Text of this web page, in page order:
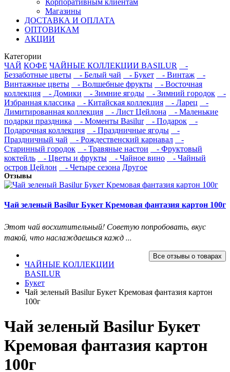
Корпоративным клиентам
Магазины
ДОСТАВКА И ОПЛАТА
ОПТОВИКАМ
АКЦИИ
Категории
ЧАЙ КОФЕ ЧАЙНЫЕ КОЛЛЕКЦИИ BASILUR
-
Беззаботные цветы
- Белый чай - Букет - Винтаж
-
Винтажные цветы
- Волшебные фрукты
- Восточная
коллекция
- Домики - Зимние ягоды - Зимний городок
-
Избранная классика
- Китайская коллекция - Ларец
-
Лимитированная коллекция
- Лист Цейлона
- Маленькие
подарки праздника
- Моменты Basilur - Подарок
-
Подарочная коллекция
- Праздничные ягоды
-
Праздничный чай
- Рождественский карнавал
-
Старинный городок
- Травяные настои
- Фруктовый
коктейль
- Цветы и фрукты - Чайное вино
- Чайный
остров Цейлон
- Четыре сезона Другое
Отзывы
Чай зеленый Basilur Букет Кремовая фантазия картон 100г
Этот чай восхитительный! Советую попробовать, вкус
такой, что наслаждаешься кажд ...
Все отзывы о товарах
ЧАЙНЫЕ КОЛЛЕКЦИИ
BASILUR
Букет
Чай зеленый Basilur Букет Кремовая фантазия картон
100г
Чай зеленый Basilur Букет
Кремовая фантазия картон
100г